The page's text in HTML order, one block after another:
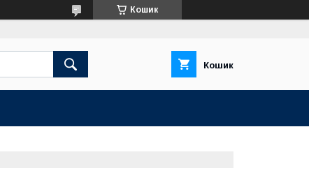
Кошик
Кошик